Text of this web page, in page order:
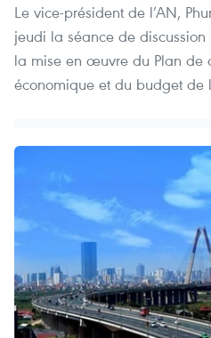
Le vice-président de l’AN,
jeudi la séance de
la mise en œuvre du Plan de
économique et du budget de